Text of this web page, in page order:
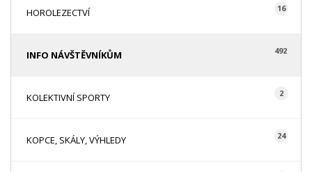
HOROLEZECTVÍ 16
INFO NÁVŠTĚVNÍKŮM 492
KOLEKTIVNÍ SPORTY 2
KOPCE, SKÁLY, VÝHLEDY 24